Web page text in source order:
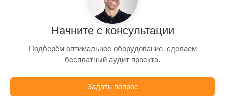
Начните с консультации
Подберём оптимальное оборудование, сделаем
бесплатный аудит проекта.
Задать вопрос